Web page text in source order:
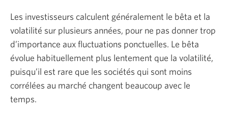
Les investisseurs calculent généralement le bêta et la
volatilité sur plusieurs années, pour ne pas donner trop
d’importance aux fluctuations ponctuelles. Le bêta
évolue habituellement plus lentement que la volatilité,
puisqu’il est rare que les sociétés qui sont moins
corrélées au marché changent beaucoup avec le
temps.